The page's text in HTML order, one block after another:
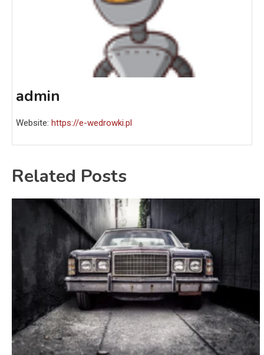
admin
Website: https://e-wedrowki.pl
Related Posts